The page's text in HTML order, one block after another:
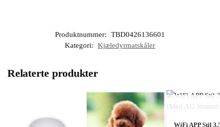
Produktnummer:
TBD0426136601
Kategori:
Kjæledyrmatskåler
Relaterte produkter
WiFi APP Stil